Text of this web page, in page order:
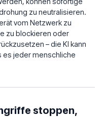
zu neutralisieren.
vom Netzwerk zu
zu blockieren oder
– die KI kann
es jeder menschliche
stoppen,